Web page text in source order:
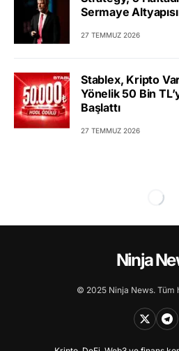
Sermaye
27 TEMMUZ 2026
Stablex, Kripto
Yönelik 50 Bin
Başlattı
27 TEMMUZ 2026
Ninja
© 2025 Ninja News. Tüm